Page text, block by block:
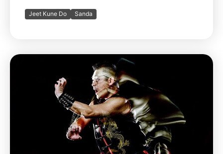
Jeet Kune Do Sanda